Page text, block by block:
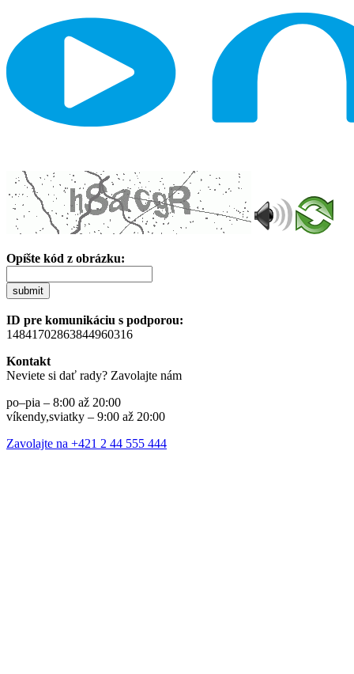
Opíšte kód z obrázku:
submit
ID pre komunikáciu s podporou:
14841702863844960316
Kontakt
Neviete si dať rady? Zavolajte nám
po–pia – 8:00 až 20:00
víkendy,sviatky – 9:00 až 20:00
Zavolajte na +421 2 44 555 444